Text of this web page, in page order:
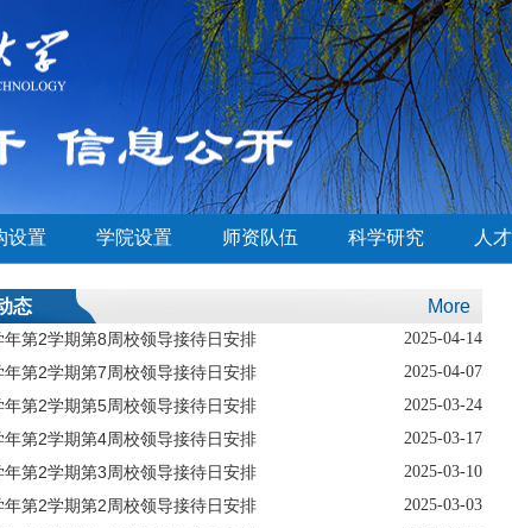
设置 学院设置 师资队伍 科学研究 人
态 More
第2学期第8周校领导接待日安排 2025-04-14
第2学期第7周校领导接待日安排 2025-04-07
第2学期第5周校领导接待日安排 2025-03-24
第2学期第4周校领导接待日安排 2025-03-17
第2学期第3周校领导接待日安排 2025-03-10
第2学期第2周校领导接待日安排 2025-03-03